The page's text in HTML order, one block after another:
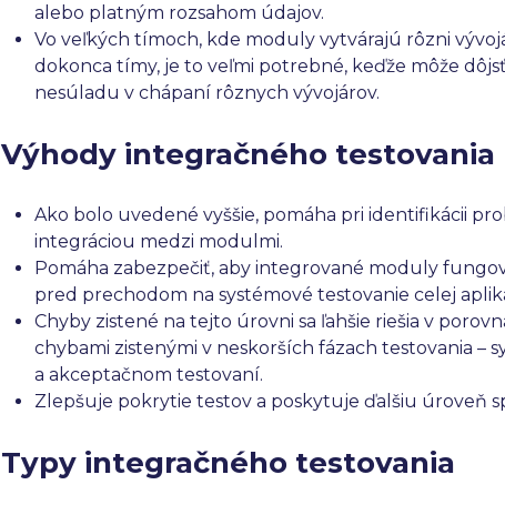
alebo platným rozsahom údajov.
Vo veľkých tímoch, kde moduly vytvárajú rôzni
dokonca tímy, je to veľmi potrebné, keďže môže
nesúladu v chápaní rôznych vývojárov.
Výhody integračného testovania
Ako bolo uvedené vyššie, pomáha pri identifikácii
integráciou medzi modulmi.
Pomáha zabezpečiť, aby integrované moduly
pred prechodom na systémové testovanie celej
Chyby zistené na tejto úrovni sa ľahšie riešia v
chybami zistenými v neskorších fázach testovania –
a akceptačnom testovaní.
Zlepšuje pokrytie testov a poskytuje ďalšiu úroveň
Typy integračného testovania